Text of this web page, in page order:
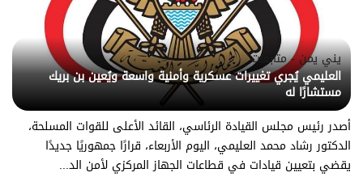
يني يمن - متابعات
العليمي يُجري تغييرات عسكرية وأمنية واسعة ويُعين بن بريك
مستشارًا له
أصدر رئيس مجلس القيادة الرئاسي، القائد الأعلى للقوات المسلحة،
الدكتور رشاد محمد العليمي، اليوم الأربعاء، قرارًا جمهوريًا جديدًا
يقضي بتعيين قيادات في قطاعات الجهاز المركزي لأمن الد...